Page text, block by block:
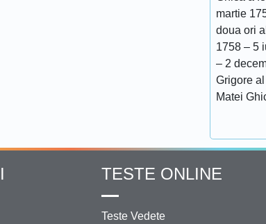
martie
doua ori
1758 – 5
– 2
Grigore
Matei
TESTE ONLINE
Teste Vedete